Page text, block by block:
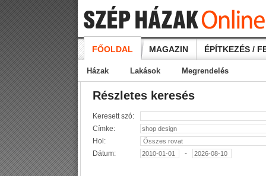
FŐOLDAL MAGAZIN ÉPÍTKEZÉS /
Házak Lakások Megrendelés
Részletes keresés
Keresett szó:
Címke:
Hol:
Dátum:
-